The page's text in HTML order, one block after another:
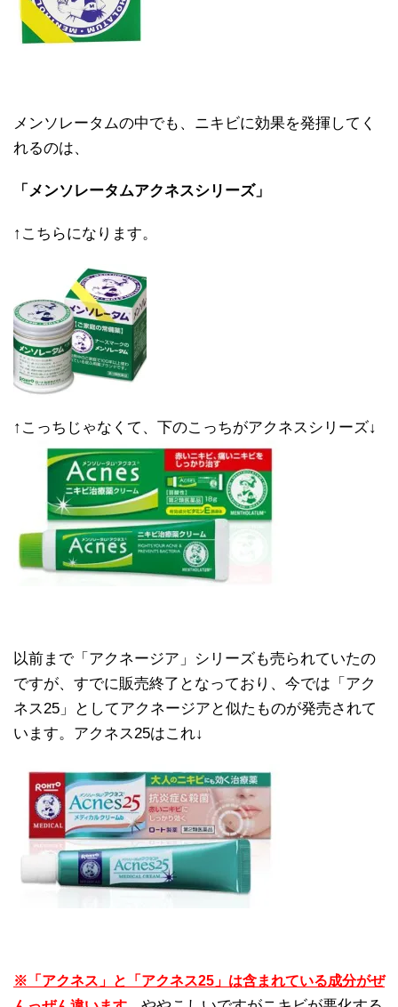
メンソレータムの中でも、ニキビに効果を発揮してく
れるのは、
「メンソレータムアクネスシリーズ」
↑こちらになります。
↑こっちじゃなくて、下のこっちがアクネスシリーズ↓
以前まで「アクネージア」シリーズも売られていたの
ですが、すでに販売終了となっており、今では「アク
ネス25」としてアクネージアと似たものが発売されて
います。アクネス25はこれ↓
※「アクネス」と「アクネス25」は含まれている成分がぜ